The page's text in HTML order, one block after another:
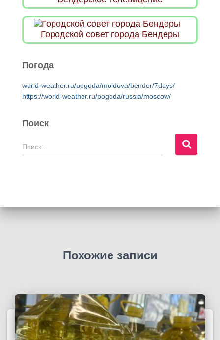
Городской совет города Бендеры
Погода
world-weather.ru/pogoda/moldova/bender/7days/
https://world-weather.ru/pogoda/russia/moscow/
Поиск
Н
а
Поиск…
Похожие записи